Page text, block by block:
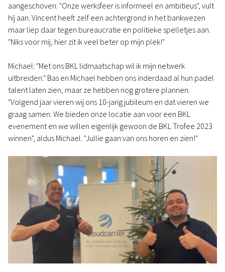
aangeschoven. "Onze werksfeer is informeel en ambitieus", vult
hij aan. Vincent heeft zelf een achtergrond in het bankwezen
maar liep daar tegen bureaucratie en politieke spelletjes aan.
"Niks voor mij, hier zit ik veel beter op mijn plek!"
Michael: "Met ons BKL lidmaatschap wil ik mijn netwerk
uitbreiden." Bas en Michael hebben ons inderdaad al hun padel
talent laten zien, maar ze hebben nog grotere plannen.
"Volgend jaar vieren wij ons 10-jarig jubileum en dat vieren we
graag samen. We bieden onze locatie aan voor een BKL
evenement en we willen eigenlijk gewoon de BKL Trofee 2023
winnen", aldus Michael. "Jullie gaan van ons horen en zien!"